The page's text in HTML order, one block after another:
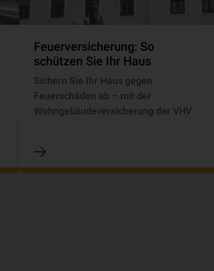
Feuerversicherung: So
schützen Sie Ihr Haus
Sichern Sie Ihr Haus gegen
Feuerschäden ab – mit der
Wohngebäudeversicherung der VHV